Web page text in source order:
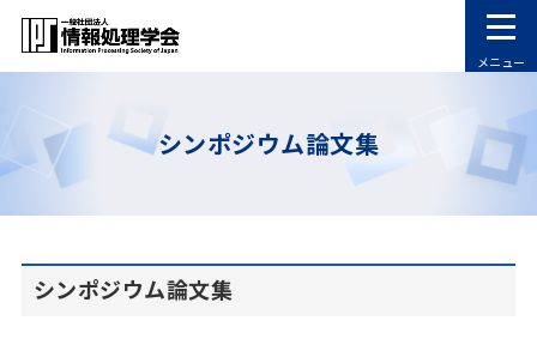
メニュー
シンポジウム論文集
シンポジウム論文集